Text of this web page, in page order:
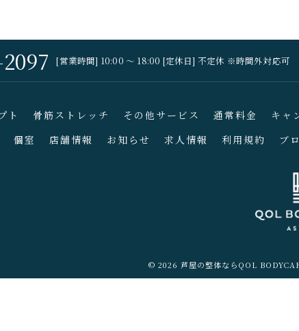
[営業時間] 10:00 〜 18:00 [定休日] 不定休 ※時間外対応可
ト 骨筋ストレッチ その他サービス 通常料金 キャ
個室 店舗情報 お知らせ 求人情報 利用規約 ブ
© 2026 芦屋の整体ならQOL